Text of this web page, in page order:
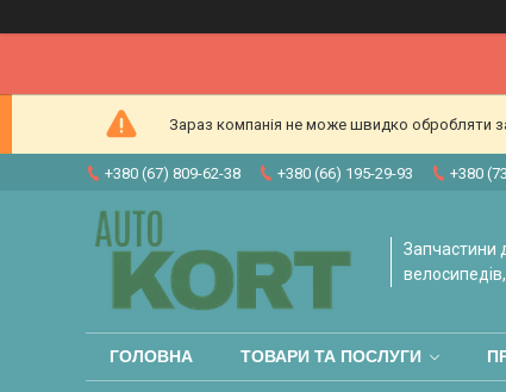
Зараз компанія не може швидко обробляти
+380 (67) 809-62-38 +380 (66) 195-29-93 +380
Запчастини
ГОЛОВНА ТОВАРИ ТА ПОСЛУГИ